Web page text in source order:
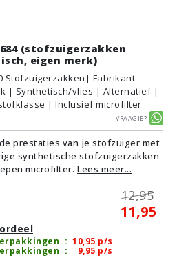
(stofzuigerzakken
eigen merk)
Stofzuigerzakken | Fabrikant:
| Synthetisch/vlies | Alternatief |
| Inclusief microfilter
Vraagje?
prestaties van je stofzuiger met
synthetische stofzuigerzakken
microfilter. Lees meer...
12,95
11,95
: 10,95 p/s
: 9,95 p/s